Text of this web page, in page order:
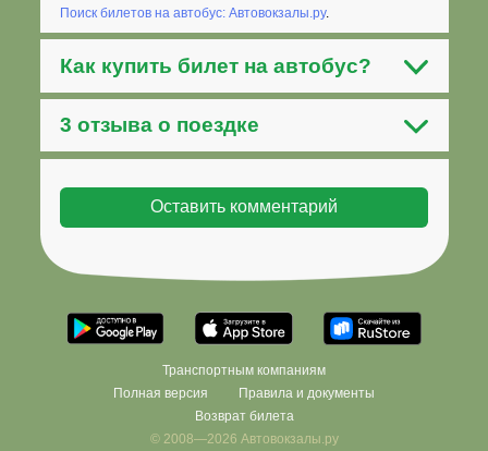
Поиск билетов на автобус: Автовокзалы.ру.
Как купить билет на автобус?
3 отзыва о поездке
Транспортным компаниям
Полная версия
Правила и документы
Возврат билета
© 2008—2026 Автовокзалы.ру